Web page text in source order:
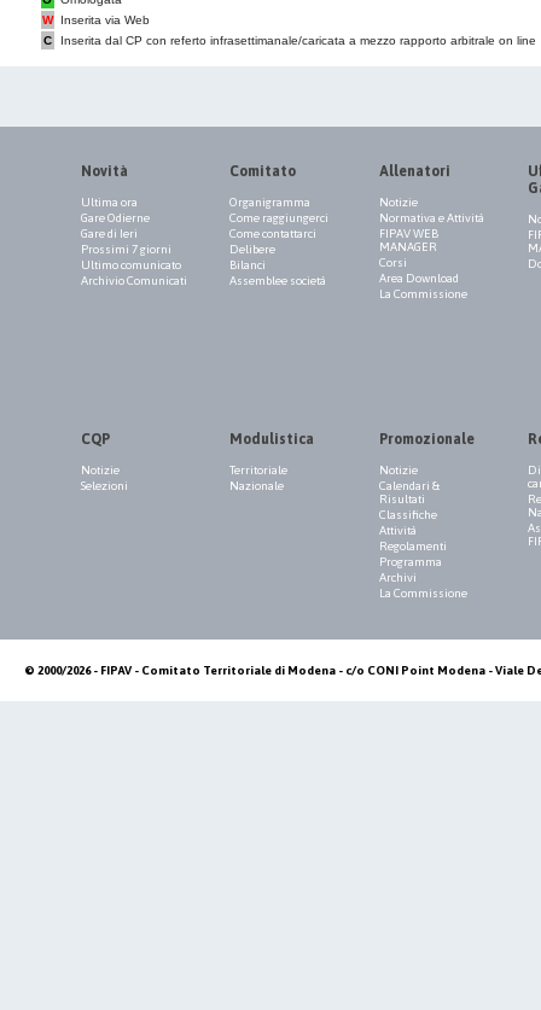
W
Inserita via Web
C
Inserita dal CP con referto infrasettimanale/caricata a mezzo rapporto arbitrale on line
Novità
Ultima ora
Gare Odierne
Gare di Ieri
Prossimi 7 giorni
Ultimo comunicato
Archivio Comunicati
Comitato
Organigramma
Come raggiungerci
Come contattarci
Delibere
Bilanci
Assemblee società
Allenatori
Notizie
Normativa e Attività
FIPAV WEB
MANAGER
Corsi
Area Download
La Commissione
CQP
Notizie
Selezioni
Modulistica
Territoriale
Nazionale
Promozionale
Notizie
Calendari &
Risultati
Classifiche
Attività
Regolamenti
Programma
Archivi
La Commissione
© 2000/2026 - FIPAV - Comitato Territoriale di Modena - c/o CONI Point Modena - Viale